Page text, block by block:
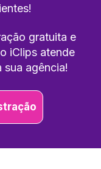
gratuita e
iClips atende
sua agência!